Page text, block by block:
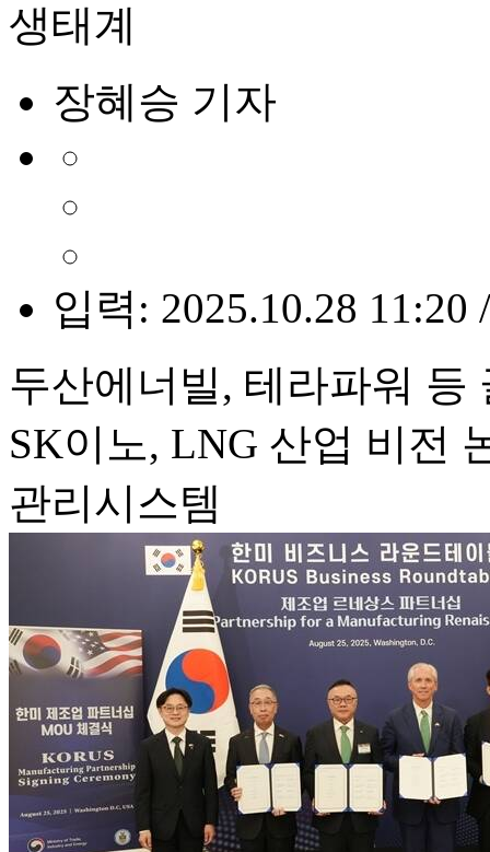
생태계
장혜승 기자
입력: 2025.10.28 11:20
두산에너빌, 테라파워 등
SK이노, LNG 산업 비전
관리시스템